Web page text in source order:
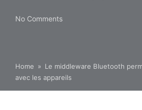
No Comments
Home » Le middleware Bluetooth
avec les appareils